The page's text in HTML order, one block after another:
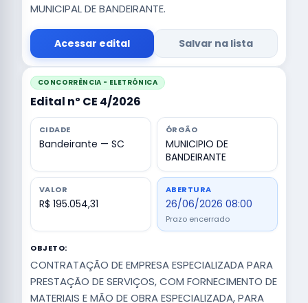
MUNICIPAL DE BANDEIRANTE.
Acessar edital Salvar na lista
CONCORRÊNCIA - ELETRÔNICA
Edital nº CE 4/2026
CIDADE
Bandeirante — SC
ÓRGÃO
MUNICIPIO DE
BANDEIRANTE
VALOR
R$ 195.054,31
ABERTURA
26/06/2026 08:00
Prazo encerrado
OBJETO:
CONTRATAÇÃO DE EMPRESA ESPECIALIZADA PARA
PRESTAÇÃO DE SERVIÇOS, COM FORNECIMENTO DE
MATERIAIS E MÃO DE OBRA ESPECIALIZADA, PARA